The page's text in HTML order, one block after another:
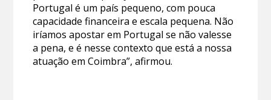
Portugal é um país pequeno, com pouca
capacidade financeira e escala pequena. Não
iríamos apostar em Portugal se não valesse
a pena, e é nesse contexto que está a nossa
atuação em Coimbra”, afirmou.